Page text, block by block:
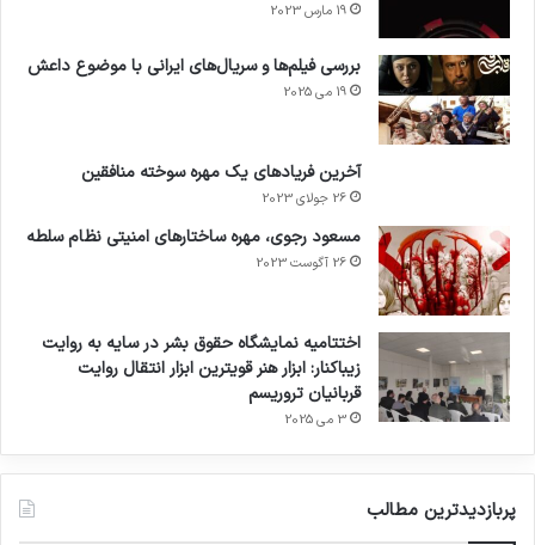
19 مارس 2023
بررسی فیلم‌ها و سریال‌های ایرانی با موضوع داعش
19 می 2025
آخرین فریادهای یک مهره سوخته منافقین
26 جولای 2023
مسعود رجوی، مهره ساختارهای امنیتی نظام سلطه
26 آگوست 2023
اختتامیه نمایشگاه حقوق بشر در سایه به روایت
زیباکنار: ابزار هنر قویترین ابزار انتقال روایت
قربانیان تروریسم
3 می 2025
پربازدیدترین مطالب